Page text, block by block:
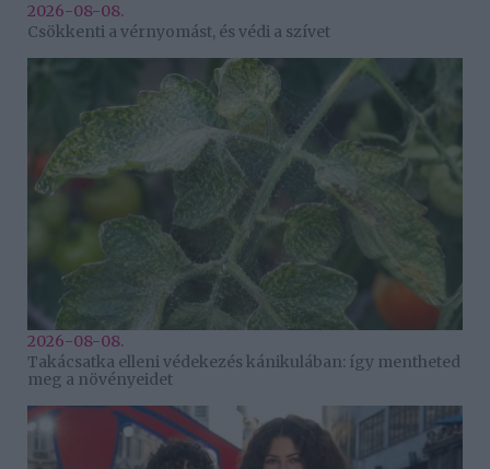
2026-08-08.
Csökkenti a vérnyomást, és védi a szívet
2026-08-08.
Takácsatka elleni védekezés kánikulában: így mentheted
meg a növényeidet